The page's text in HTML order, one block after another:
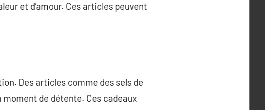
et d’amour. Ces articles peuvent
Des articles comme des sels de
de détente. Ces cadeaux